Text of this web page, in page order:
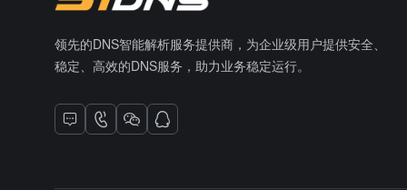
领先的DNS智能解析服务提供商，为企业级用户提供安全、
稳定、高效的DNS服务，助力业务稳定运行。